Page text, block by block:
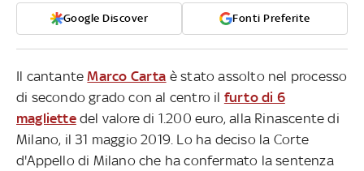
Google Discover Fonti Preferite
Il cantanteMarco Carta è stato assolto nel processo
di secondo grado con al centro il furto di 6
magliettedel valore di 1.200 euro, alla Rinascente di
Milano, il 31 maggio 2019. Lo ha deciso la Corte
d'Appello di Milano che ha confermato la sentenza